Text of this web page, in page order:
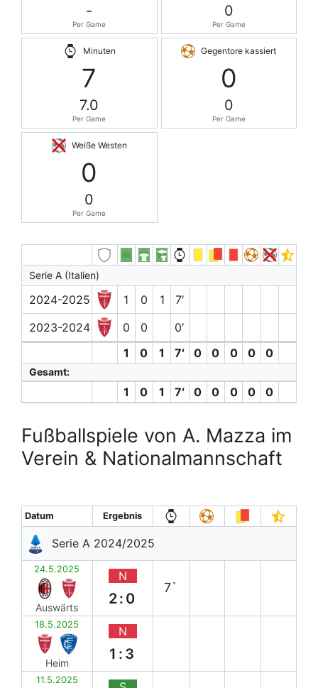
-
Per Game
0
Per Game
Minuten
7
7.0
Per Game
Gegentore kassiert
0
0
Per Game
Weiße Westen
0
0
Per Game
Serie A (Italien)
2024-2025 1 0 1
7′
2023-2024
0 0
0′
1
0 1 7′ 0 0 0 0 0
Gesamt:
1 0 1 7′ 0 0 0 0 0
Fußballspiele von A. Mazza im
Verein & Nationalmannschaft
Datum Ergebnis
Serie A 2024/2025
24.5.2025
Auswärts
N
2:0
7`
18.5.2025
Heim
N
1:3
11.5.2025